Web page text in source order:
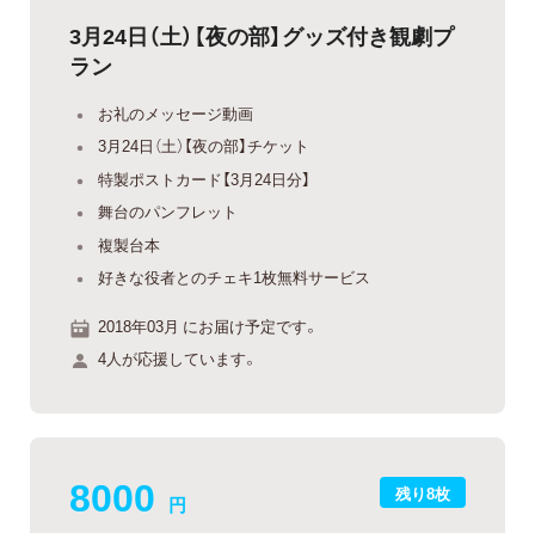
3月24日（土）【夜の部】グッズ付き観劇プ
ラン
お礼のメッセージ動画
3月24日（土）【夜の部】チケット
特製ポストカード【3月24日分】
舞台のパンフレット
複製台本
好きな役者とのチェキ1枚無料サービス
2018年03月 にお届け予定です。
4人が応援しています。
残り8枚
8000 円